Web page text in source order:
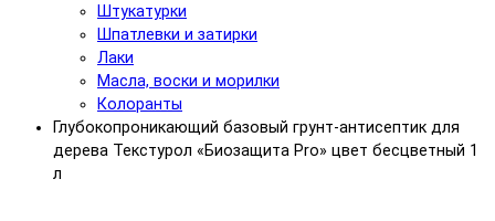
Штукатурки
Шпатлевки и затирки
Лаки
Масла, воски и морилки
Колоранты
Глубокопроникающий базовый грунт-антисептик для
дерева Текстурол «Биозащита Pro» цвет бесцветный 1
л